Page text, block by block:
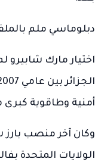
دبلوماسي ملم
اختيار مارك شابيرو
أمنية وطاقوية
وكان آخر منصب
الولايات المتحدة